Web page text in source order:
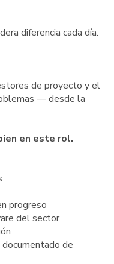
diferencia cada día.
de proyecto y el
— desde la
en este rol.
progreso
del sector
de